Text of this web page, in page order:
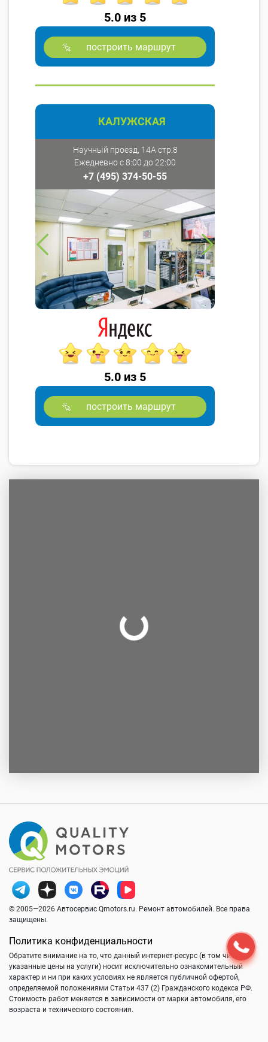
5.0 из 5
построить маршрут
КАЛУЖСКАЯ
Научный проезд, 14А стр.8
Ежедневно с 8:00 до 22:00
+7 (495) 374-50-55
5.0 из 5
построить маршрут
© 2005—2026 Автосервис Qmotors.ru. Ремонт автомобилей. Все права
защищены.
Политика конфиденциальности
Обратите внимание на то, что данный интернет-ресурс (в том числе
указанные цены на услуги) носит исключительно ознакомительный
характер и ни при каких условиях не является публичной офертой,
определяемой положениями Статьи 437 (2) Гражданского кодекса РФ.
Стоимость работ меняется в зависимости от марки автомобиля, его
возраста и технического состояния.